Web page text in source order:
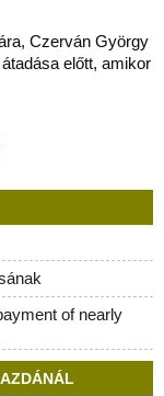
Czerván György
előtt, amikor
of nearly